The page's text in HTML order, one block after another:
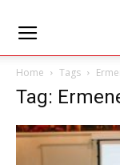
Home Tags
Tag: